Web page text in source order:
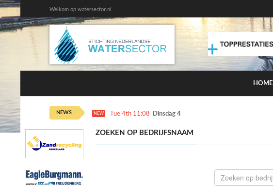
Welkom op watersector.nl
HOME
NEWS NEW Tue 4th 11:08 Dinsdag 4 augustus kans op smog door ozon
ZOEKEN OP BEDRIJFSNAAM